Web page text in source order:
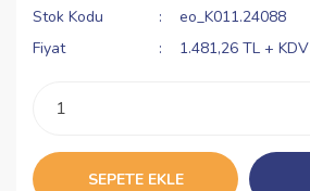
Stok Kodu
eo_K011.24088
Fiyat
1.481,26 TL + KDV
SEPETE EKLE